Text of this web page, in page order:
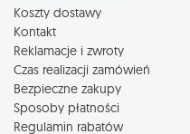
Koszty dostawy
Kontakt
Reklamacje i zwroty
Czas realizacji zamówień
Bezpieczne zakupy
Sposoby płatności
Regulamin rabatów